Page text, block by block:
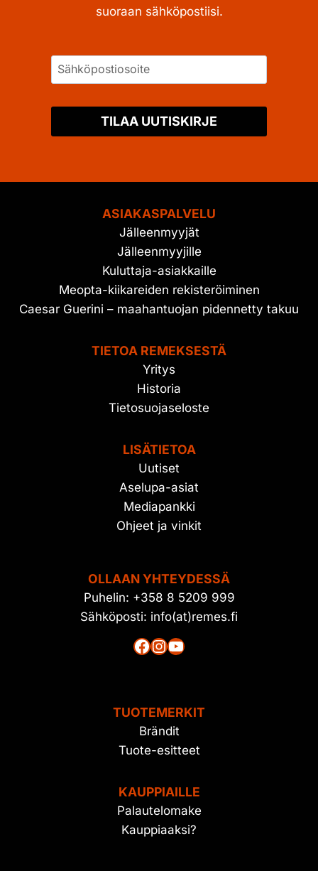
suoraan sähköpostiisi.
TILAA UUTISKIRJE
ASIAKASPALVELU
Jälleenmyyjät
Jälleenmyyjille
Kuluttaja-asiakkaille
Meopta-kiikareiden rekisteröiminen
Caesar Guerini – maahantuojan pidennetty takuu
TIETOA REMEKSESTÄ
Yritys
Historia
Tietosuojaseloste
LISÄTIETOA
Uutiset
Aselupa-asiat
Mediapankki
Ohjeet ja vinkit
OLLAAN YHTEYDESSÄ
Puhelin: +358 8 5209 999
Sähköposti: info(at)remes.fi
Facebook
Instagram
YouTube
TUOTEMERKIT
Brändit
Tuote-esitteet
KAUPPIAILLE
Palautelomake
Kauppiaaksi?